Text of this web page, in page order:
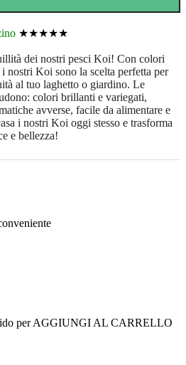
★★★★★
dei nostri pesci Koi! Con colori
nostri Koi sono la scelta perfetta per
al tuo laghetto o giardino. Le
colori brillanti e variegati,
avverse, facile da alimentare e
i nostri Koi oggi stesso e trasforma
e bellezza!
per AGGIUNGI AL CARRELLO